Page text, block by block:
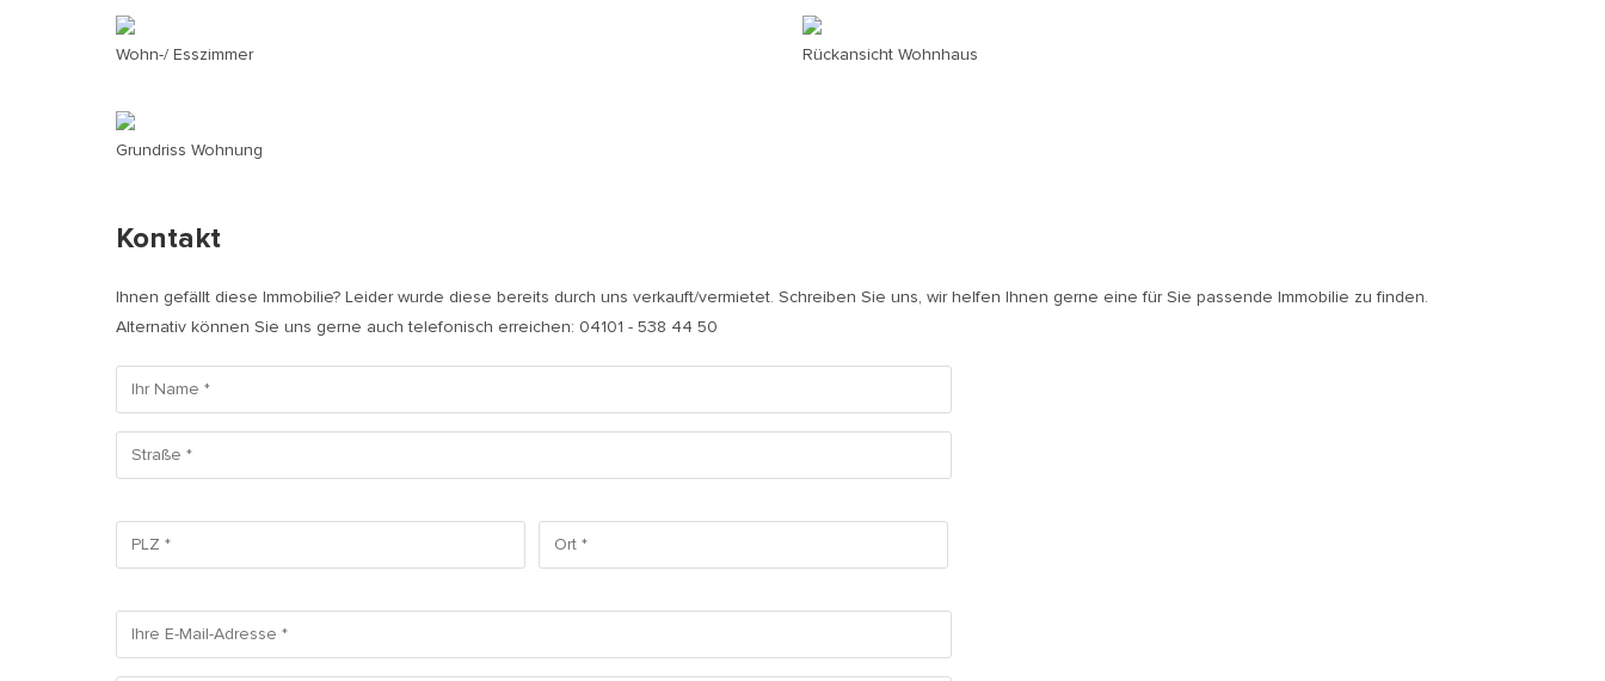
Wohn-/ Esszimmer Rückansicht Wohnhaus
Grundriss Wohnung
Kontakt
Ihnen gefällt diese Immobilie? Leider wurde diese bereits durch uns verkauft/vermietet. Schreiben Sie uns, wir helfen Ihnen gerne eine für Sie passende Immobilie zu finden.
Alternativ können Sie uns gerne auch telefonisch erreichen: 04101 - 538 44 50